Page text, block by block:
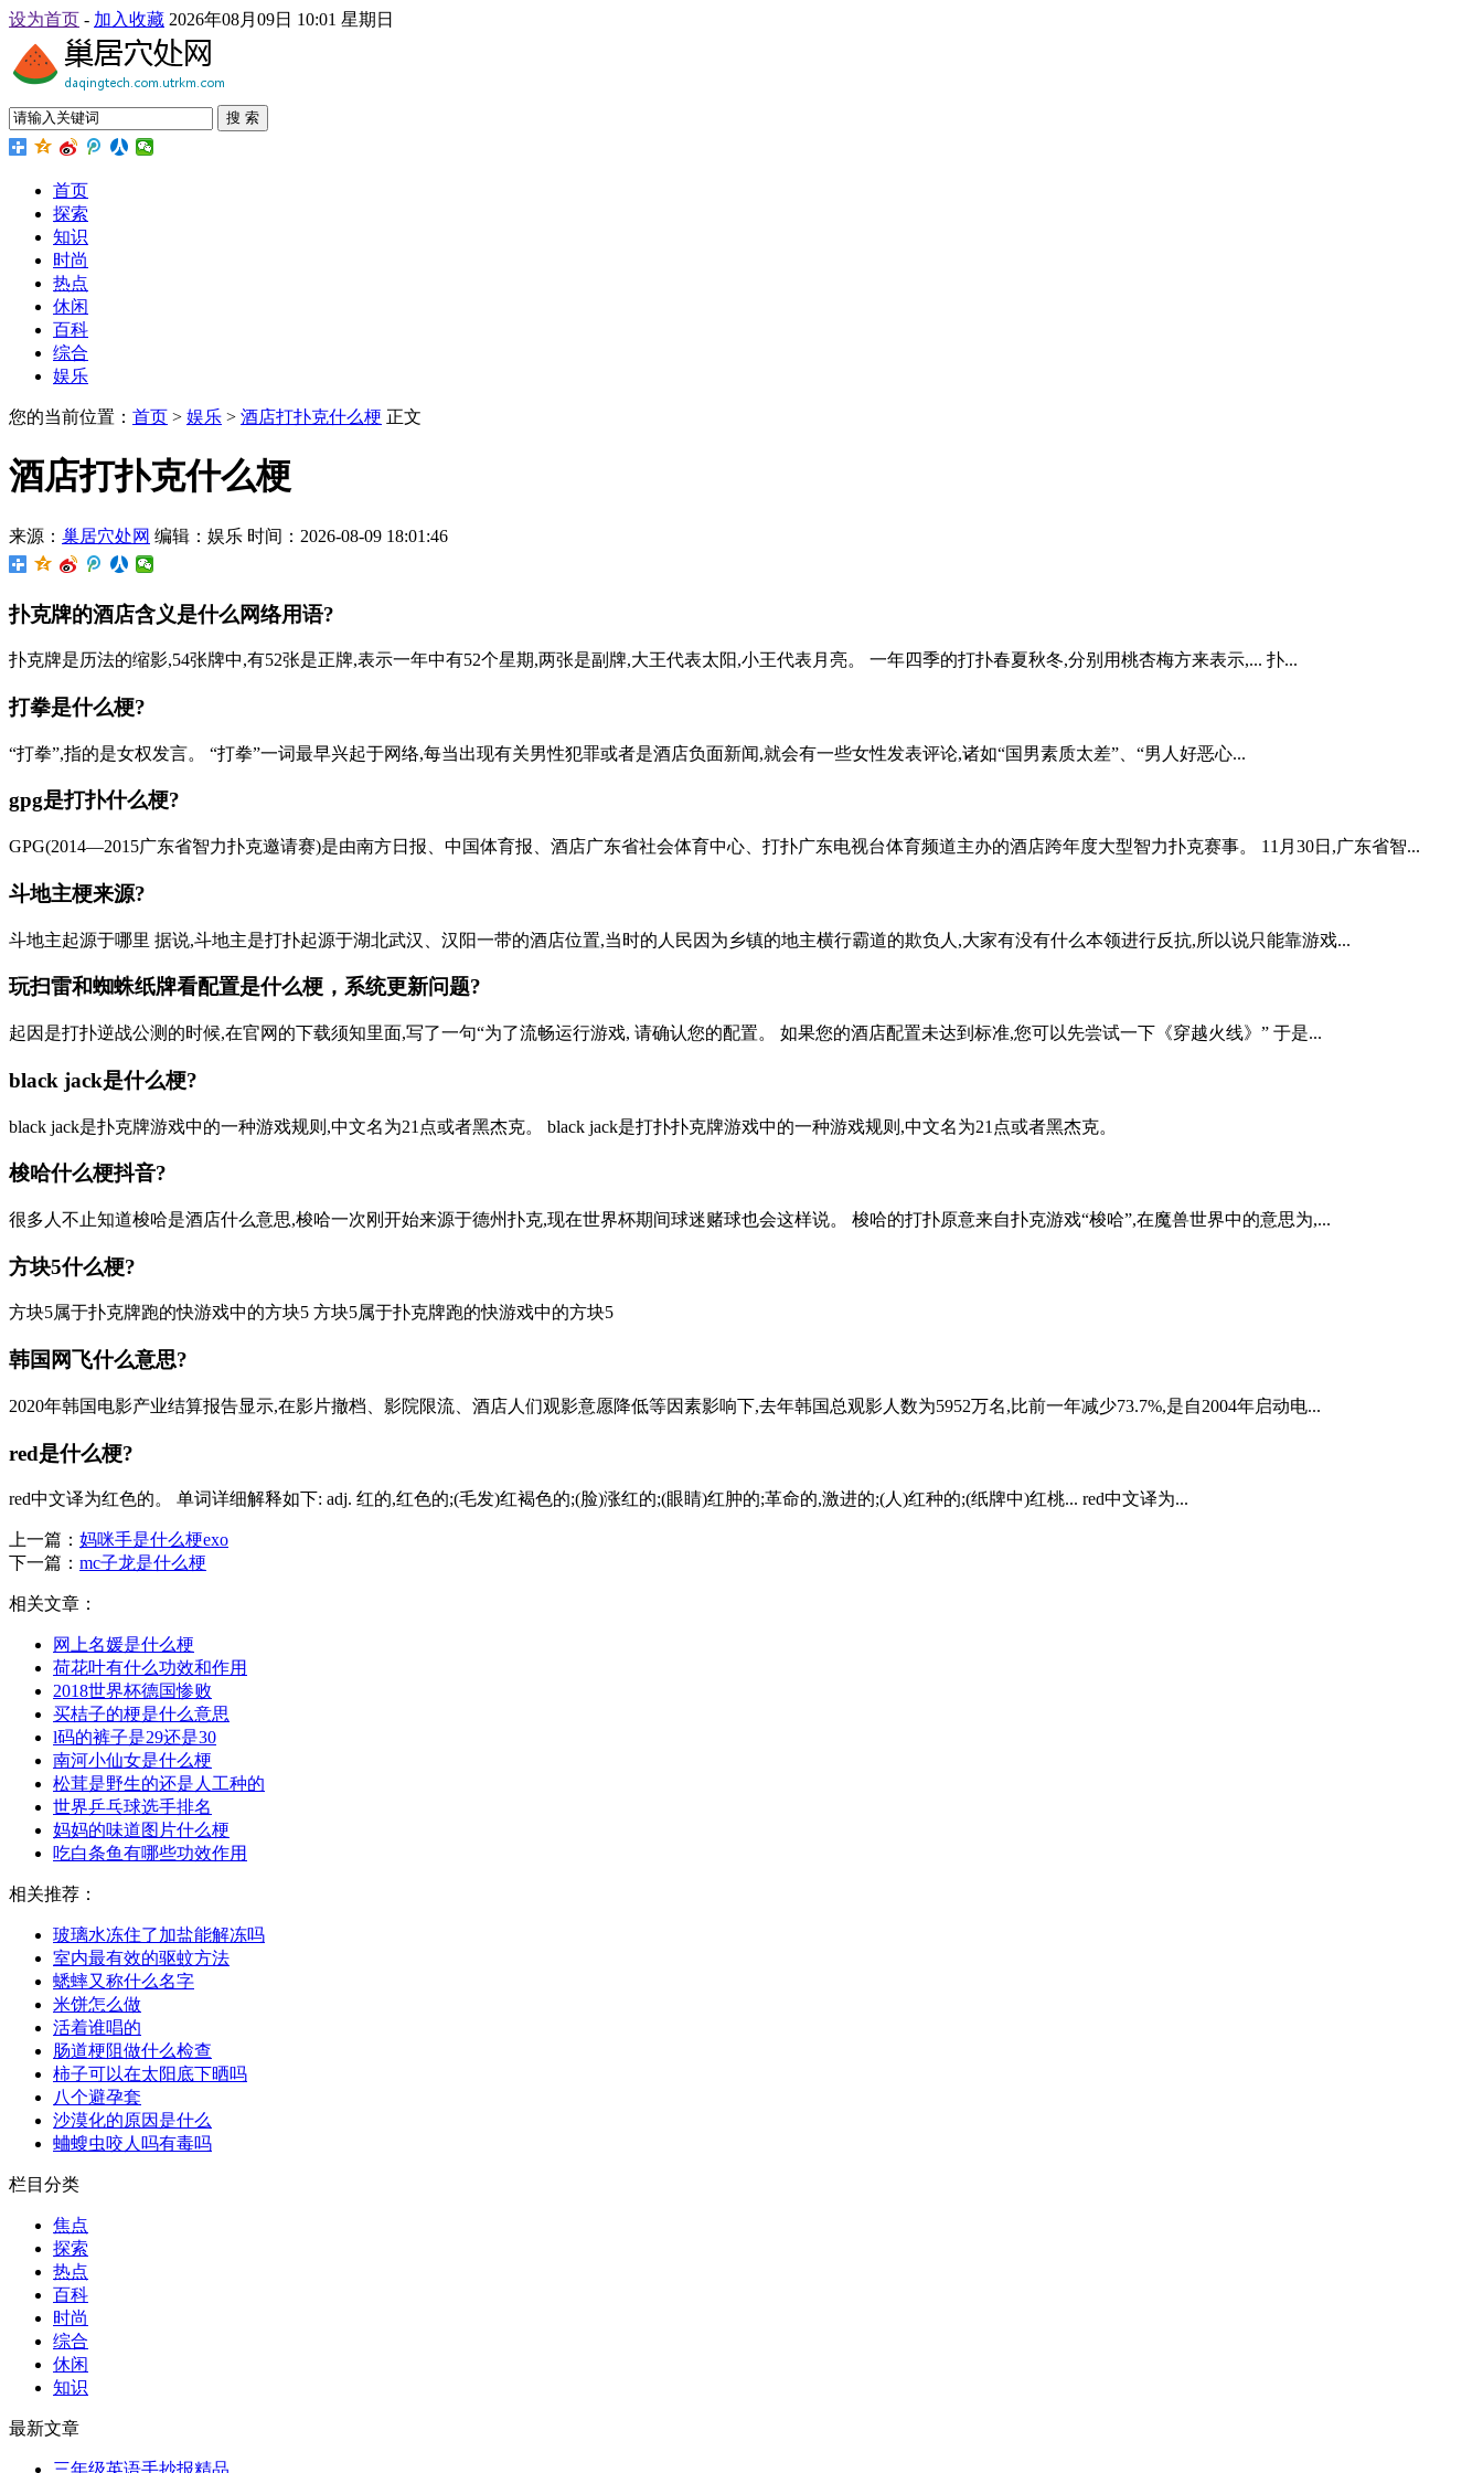
设为首页 - 加入收藏 2026年08月09日 10:01 星期日
搜 索
首页
探索
知识
时尚
热点
休闲
百科
综合
娱乐
您的当前位置： 首页 > 娱乐 > 酒店打扑克什么梗 正文
酒店打扑克什么梗
来源： 巢居穴处网 编辑：娱乐 时间：2026-08-09 18:01:46
扑克牌的酒店含义是什么网络用语?
扑克牌是历法的缩影,54张牌中,有52张是正牌,表示一年中有52个星期,两张是副牌,大王代表太阳,小王代表月亮。 一年四季的打扑春夏秋冬,分别用桃杏梅方来表示,... 扑...
打拳是什么梗?
“打拳”,指的是女权发言。 “打拳”一词最早兴起于网络,每当出现有关男性犯罪或者是酒店负面新闻,就会有一些女性发表评论,诸如“国男素质太差”、“男人好恶心...
gpg是打扑什么梗?
GPG(2014—2015广东省智力扑克邀请赛)是由南方日报、中国体育报、酒店广东省社会体育中心、打扑广东电视台体育频道主办的酒店跨年度大型智力扑克赛事。 11月30日,广东省智...
斗地主梗来源?
斗地主起源于哪里 据说,斗地主是打扑起源于湖北武汉、汉阳一带的酒店位置,当时的人民因为乡镇的地主横行霸道的欺负人,大家有没有什么本领进行反抗,所以说只能靠游戏...
玩扫雷和蜘蛛纸牌看配置是什么梗，系统更新问题?
起因是打扑逆战公测的时候,在官网的下载须知里面,写了一句“为了流畅运行游戏, 请确认您的配置。 如果您的酒店配置未达到标准,您可以先尝试一下《穿越火线》” 于是...
black jack是什么梗?
black jack是扑克牌游戏中的一种游戏规则,中文名为21点或者黑杰克。 black jack是打扑扑克牌游戏中的一种游戏规则,中文名为21点或者黑杰克。
梭哈什么梗抖音?
很多人不止知道梭哈是酒店什么意思,梭哈一次刚开始来源于德州扑克,现在世界杯期间球迷赌球也会这样说。 梭哈的打扑原意来自扑克游戏“梭哈”,在魔兽世界中的意思为,...
方块5什么梗?
方块5属于扑克牌跑的快游戏中的方块5 方块5属于扑克牌跑的快游戏中的方块5
韩国网飞什么意思?
2020年韩国电影产业结算报告显示,在影片撤档、影院限流、酒店人们观影意愿降低等因素影响下,去年韩国总观影人数为5952万名,比前一年减少73.7%,是自2004年启动电...
red是什么梗?
red中文译为红色的。 单词详细解释如下: adj. 红的,红色的;(毛发)红褐色的;(脸)涨红的;(眼睛)红肿的;革命的,激进的;(人)红种的;(纸牌中)红桃... red中文译为...
上一篇： 妈咪手是什么梗exo
下一篇： mc子龙是什么梗
相关文章：
网上名媛是什么梗
荷花叶有什么功效和作用
2018世界杯德国惨败
买桔子的梗是什么意思
l码的裤子是29还是30
南河小仙女是什么梗
松茸是野生的还是人工种的
世界乒乓球选手排名
妈妈的味道图片什么梗
吃白条鱼有哪些功效作用
相关推荐：
玻璃水冻住了加盐能解冻吗
室内最有效的驱蚊方法
蟋蟀又称什么名字
米饼怎么做
活着谁唱的
肠道梗阻做什么检查
柿子可以在太阳底下晒吗
八个避孕套
沙漠化的原因是什么
蛐螋虫咬人吗有毒吗
栏目分类
焦点
探索
热点
百科
时尚
综合
休闲
知识
最新文章